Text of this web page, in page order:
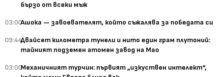
бързо от всеки мъж
03:00Ашока — завоевателят, който съжалява за победата си
09:44Двайсет километра тунели и нито един грам плутоний:
тайният подземен атомен завод на Мао
03:00Механичният турчин: първият „изкуствен интелект“,